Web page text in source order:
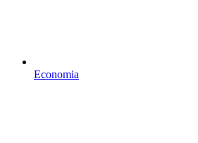
Economia